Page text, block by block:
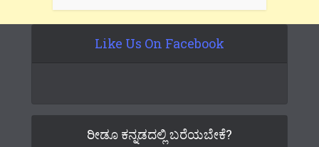
Like Us On Facebook
ರೀಡೂ ಕನ್ನಡದಲ್ಲಿ ಬರೆಯಬೇಕೆ?